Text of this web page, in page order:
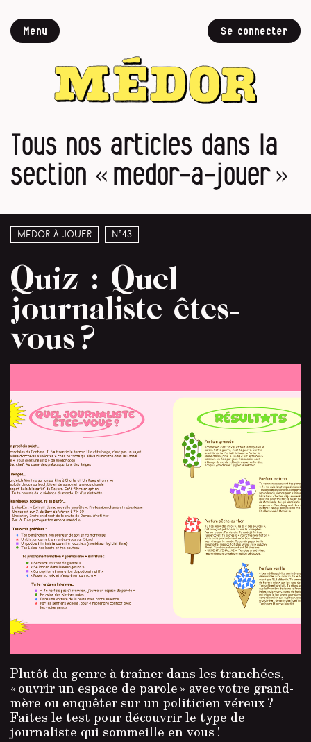
Menu Se connecter
Tous nos articles dans la
section « medor-a-jouer »
Médor à jouer N°43
Quiz : Quel
journaliste êtes-
vous ?
Plutôt du genre à traîner dans les tranchées,
« ouvrir un espace de parole » avec votre grand-
mère ou enquêter sur un politicien véreux ?
Faites le test pour découvrir le type de
journaliste qui sommeille en vous !